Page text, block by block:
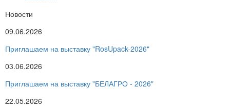
Новости
09.06.2026
Приглашаем на выставку "RosUpack-2026"
03.06.2026
Приглашаем на выставку "БЕЛАГРО - 2026"
22.05.2026